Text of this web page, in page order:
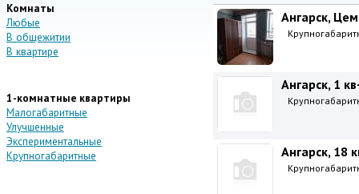
Комнаты
Любые
В общежитии
В квартире
1-комнатные квартиры
Малогабаритные
Улучшенные
Экспериментальные
Крупногабаритные
Ангарск,
Ангарск, 1
Ангарск, 18